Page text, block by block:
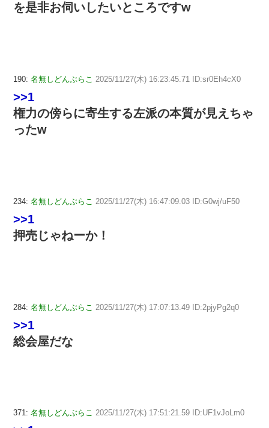
を是非お伺いしたいところですw
190: 名無しどんぶらこ 2025/11/27(木) 16:23:45.71 ID:sr0Eh4cX0
>>1
権力の傍らに寄生する左派の本質が見えちゃ
ったw
234: 名無しどんぶらこ 2025/11/27(木) 16:47:09.03 ID:G0wj/uF50
>>1
押売じゃねーか！
284: 名無しどんぶらこ 2025/11/27(木) 17:07:13.49 ID:2pjyPg2q0
>>1
総会屋だな
371: 名無しどんぶらこ 2025/11/27(木) 17:51:21.59 ID:UF1vJoLm0